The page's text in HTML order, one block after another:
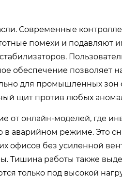
Современные
помехи и подавляют
обеспечение позволяет
для промышленных зон
щит против любых
от онлайн-моделей, где
в аварийном режиме. Это
офисов без усиленной
работы также
только под высокой